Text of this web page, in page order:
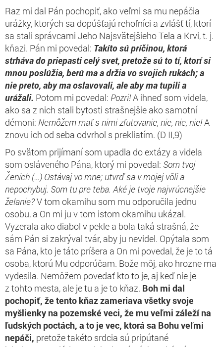
Raz mi dal Pán pochopiť, ako veľmi sa mu nepáčia
urážky, ktorých sa dopúšťajú rehoľníci a zvlášť tí, ktorí
sa stali správcami Jeho Najsvätejšieho Tela a Krvi, t. j.
kňazi. Pán mi povedal: Takíto sú príčinou, ktorá
strháva do priepasti celý svet, pretože sú to tí, ktorí si
mnou poslúžia, berú ma a držia vo svojich rukách; a
nie preto, aby ma oslavovali, ale aby ma tupili a
urážali. Potom mi povedal: Pozri!A ihneď som videla,
ako sa z nich stali bytosti strašnejšie ako samotní
démoni: Nemôžem mať s nimi zľutovanie, nie, nie, nie!A
znovu ich od seba odvrhol s prekliatím. (D II,9)
Po svätom prijímaní som upadla do extázy a videla
som osláveného Pána, ktorý mi povedal: Som tvoj
Ženích (…) Ostávaj vo mne; utvrď sa v mojej vôli a
nepochybuj. Som tu pre teba. Aké je tvoje najvrúcnejšie
želanie?V tom okamihu som mu odporučila jednu
osobu, a On mi ju v tom istom okamihu ukázal.
Vyzerala ako diabol v pekle a bola taká strašná, že
sám Pán si zakrýval tvár, aby ju nevidel. Opýtala som
sa Pána, kto je táto príšera a On mi povedal, že je to tá
osoba, ktorú Mu odporúčam. Bože môj, ako hrozne ma
vydesila. Nemôžem povedať kto to je, aj keď nie je
z tohto mesta, ale je tu a je to kňaz. Boh mi dal
pochopiť, že tento kňaz zameriava všetky svoje
myšlienky na pozemské veci, že mu veľmi záleží na
ľudských poctách, a to je vec, ktorá sa Bohu veľmi
nepáči, pretože takéto srdcia sú pripútané